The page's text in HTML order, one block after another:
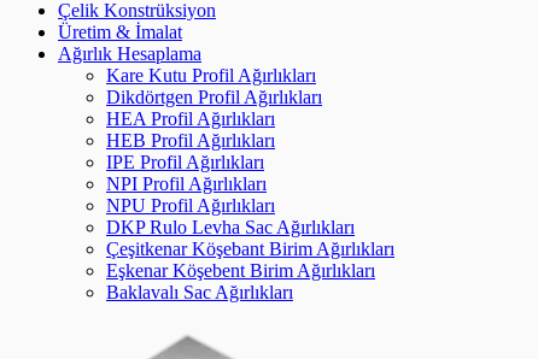
Çelik Konstrüksiyon
Üretim & İmalat
Ağırlık Hesaplama
Kare Kutu Profil Ağırlıkları
Dikdörtgen Profil Ağırlıkları
HEA Profil Ağırlıkları
HEB Profil Ağırlıkları
IPE Profil Ağırlıkları
NPI Profil Ağırlıkları
NPU Profil Ağırlıkları
DKP Rulo Levha Sac Ağırlıkları
Çeşitkenar Köşebant Birim Ağırlıkları
Eşkenar Köşebent Birim Ağırlıkları
Baklavalı Sac Ağırlıkları